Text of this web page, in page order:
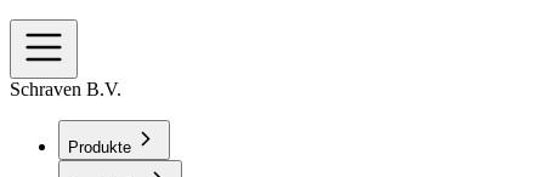
Schraven B.V.
Produkte